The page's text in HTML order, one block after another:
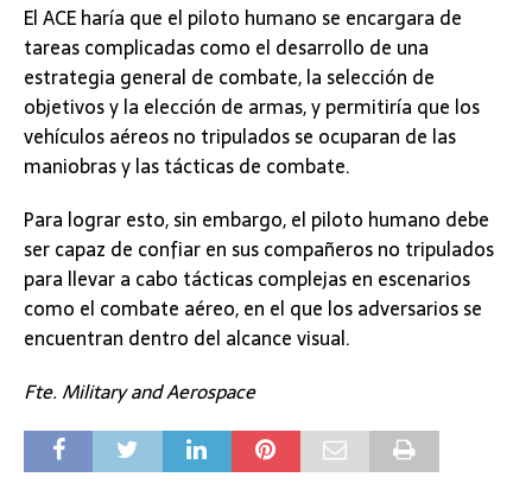
El ACE haría que el piloto humano se encargara de
tareas complicadas como el desarrollo de una
estrategia general de combate, la selección de
objetivos y la elección de armas, y permitiría que los
vehículos aéreos no tripulados se ocuparan de las
maniobras y las tácticas de combate.
Para lograr esto, sin embargo, el piloto humano debe
ser capaz de confiar en sus compañeros no tripulados
para llevar a cabo tácticas complejas en escenarios
como el combate aéreo, en el que los adversarios se
encuentran dentro del alcance visual.
Fte. Military and Aerospace